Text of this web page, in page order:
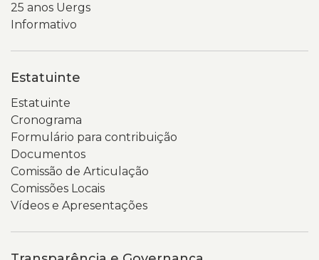
25 anos Uergs
Informativo
Estatuinte
Estatuinte
Cronograma
Formulário para contribuição
Documentos
Comissão de Articulação
Comissões Locais
Vídeos e Apresentações